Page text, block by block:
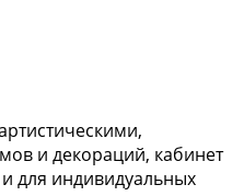
и декораций, кабинет
для индивидуальных